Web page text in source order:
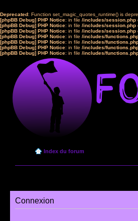
Deprecated: Function set_magic_quotes_runtime() is
[phpBB Debug] PHP Notice: in file /includes/session.php
[phpBB Debug] PHP Notice: in file /includes/session.php
[phpBB Debug] PHP Notice: in file /includes/session.php
[phpBB Debug] PHP Notice: in file /includes/
[phpBB Debug] PHP Notice: in file /includes/
[phpBB Debug] PHP Notice: in file /includes/
[phpBB Debug] PHP Notice: in file /includes/
Index du forum
Connexion